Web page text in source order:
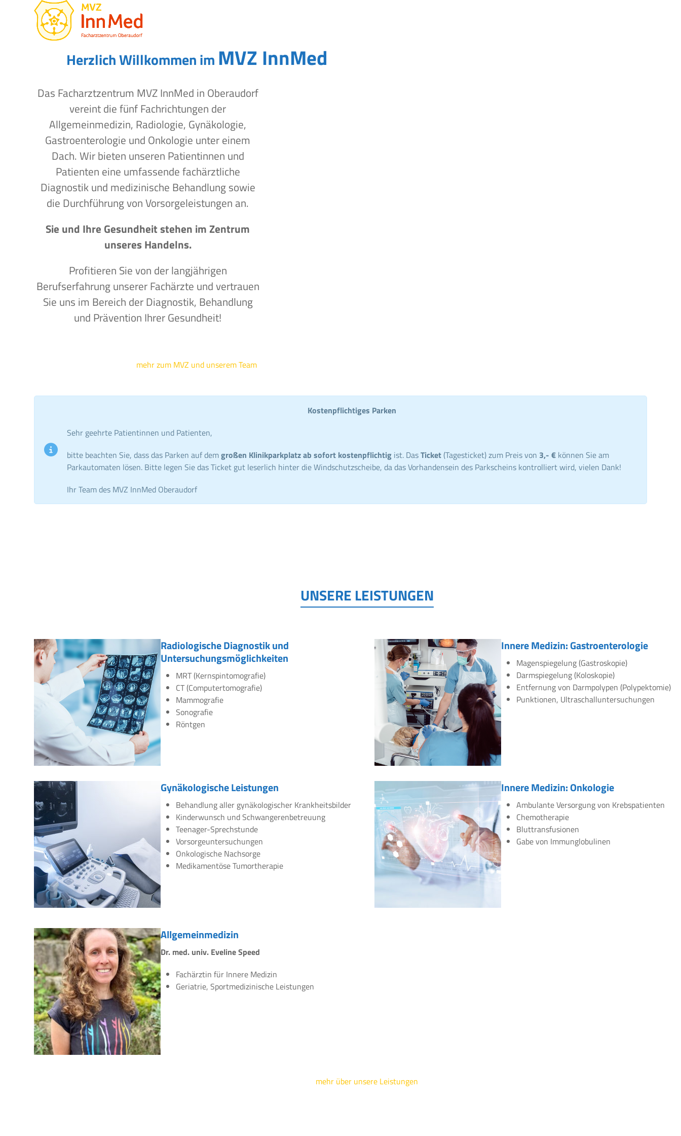
Open
mobile
menu
Close
mobile
menu
Herzlich Willkommen im MVZ InnMed
Das Facharztzentrum MVZ InnMed in Oberaudorf
vereint die fünf Fachrichtungen der
Allgemeinmedizin, Radiologie, Gynäkologie,
Gastroenterologie und Onkologie unter einem
Dach. Wir bieten unseren Patientinnen und
Patienten eine umfassende fachärztliche
Diagnostik und medizinische Behandlung sowie
die Durchführung von Vorsorgeleistungen an.
Sie und Ihre Gesundheit stehen im Zentrum
unseres Handelns.
Profitieren Sie von der langjährigen
Berufserfahrung unserer Fachärzte und vertrauen
Sie uns im Bereich der Diagnostik, Behandlung
und Prävention Ihrer Gesundheit!
mehr zum MVZ und unserem Team
Kostenpflichtiges Parken
Sehr geehrte Patientinnen und Patienten,
bitte beachten Sie, dass das Parken auf demgroßen Klinikparkplatz ab sofort kostenpflichtig ist. DasTicket (Tagesticket) zum Preis von 3,- € können Sie am
Parkautomaten lösen. Bitte legen Sie das Ticket gut leserlich hinter die Windschutzscheibe, da das Vorhandensein des Parkscheins kontrolliert wird, vielen Dank!
Ihr Team des MVZ InnMed Oberaudorf
UNSERE LEISTUNGEN
Radiologische Diagnostik und
Untersuchungsmöglichkeiten
MRT (Kernspintomografie)
CT (Computertomografie)
Mammografie
Sonografie
Röntgen
Gynäkologische Leistungen
Behandlung aller gynäkologischer Krankheitsbilder
Kinderwunsch und Schwangerenbetreuung
Teenager-Sprechstunde
Vorsorgeuntersuchungen
Onkologische Nachsorge
Medikamentöse Tumortherapie
Innere Medizin: Gastroenterologie
Magenspiegelung (Gastroskopie)
Darmspiegelung (Koloskopie)
Entfernung von Darmpolypen (Polypektomie)
Punktionen, Ultraschalluntersuchungen
Innere Medizin: Onkologie
Ambulante Versorgung von Krebspatienten
Chemotherapie
Bluttransfusionen
Gabe von Immunglobulinen
Allgemeinmedizin
Dr. med. univ. Eveline Speed
Fachärztin für Innere Medizin
Geriatrie, Sportmedizinische Leistungen
mehr über unsere Leistungen